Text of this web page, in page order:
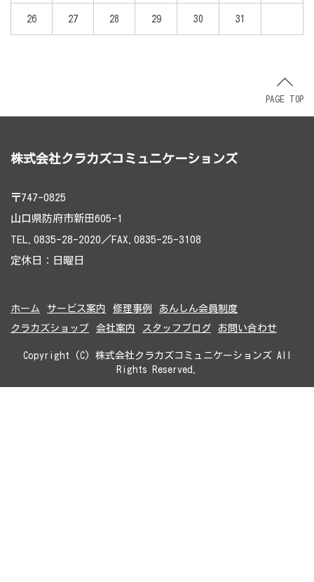
26 27 28 29 30 31
PAGE TOP
株式会社クラカズコミュニケーションズ
〒747-0825
山口県防府市新田605-1
TEL.0835-28-2020／FAX.0835-25-3108
定休日：日曜日
ホーム サービス案内 修理事例
あんしん会員制度
クラカズショップ
会社案内 スタッフブログ お問い合わせ
Copyright (C) 株式会社クラカズコミュニケーションズ All
Rights Reserved.